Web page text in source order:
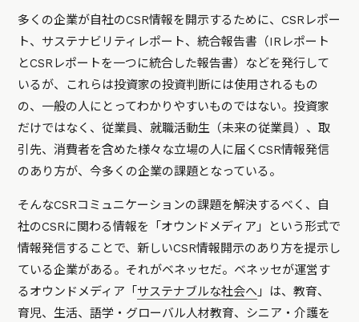
多くの企業が自社のCSR情報を開示するために、CSRレポー
ト、サステナビリティレポート、統合報告書（IRレポート
とCSRレポートを一つに統合した報告書）などを発行して
いるが、これらは投資家の投資判断には使用されるもの
の、一般の人にとってわかりやすいものではない。投資家
だけではなく、従業員、就職活動生（未来の従業員）、取
引先、消費者を含めた様々な立場の人に届くCSR情報発信
のあり方が、今多くの企業の課題となっている。
そんなCSRコミュニケーションの課題を解決するべく、自
社のCSRに関わる情報を「オウンドメディア」という形式で
情報発信することで、新しいCSR情報開示のあり方を提示し
ている企業がある。それがベネッセだ。ベネッセが運営す
るオウンドメディア「 サステナブルな社会へ 」は、教育、
育児、生活、語学・グローバル人材教育、シニア・介護を